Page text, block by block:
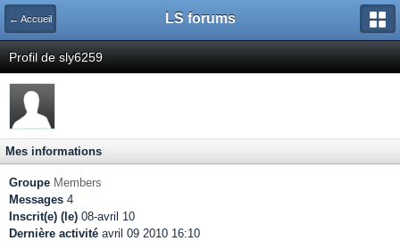
← Accueil LS forums
Profil de sly6259
Mes informations
Groupe Members
Messages 4
Inscrit(e) (le) 08-avril 10
Dernière activité avril 09 2010 16:10